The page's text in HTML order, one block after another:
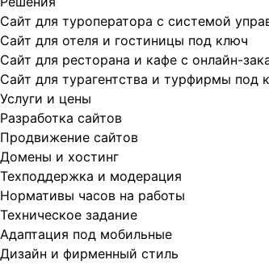
Сайт для туроператора с системой
Сайт для отеля и гостиницы под ключ
Сайт для ресторана и кафе с онлайн-
Сайт для турагентства и турфирмы под
Услуги и цены
Разработка сайтов
Продвижение сайтов
Домены и хостинг
Техподдержка и модерация
Нормативы часов на работы
Техническое задание
Адаптация под мобильные
Дизайн и фирменный стиль